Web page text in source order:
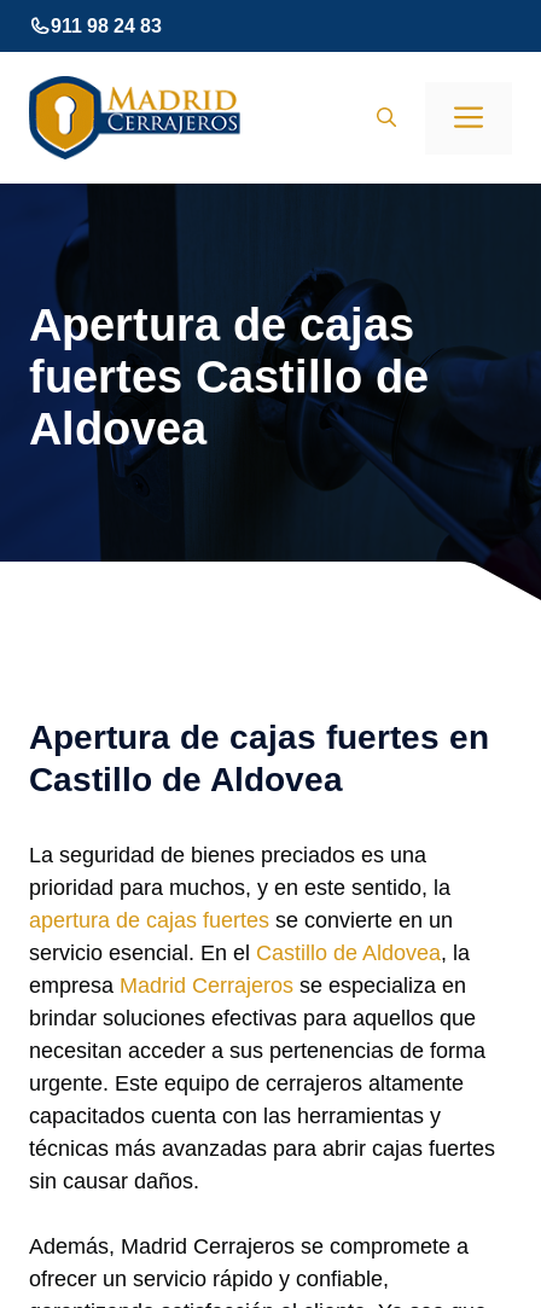
Saltar
al
contenido
911 98 24 83
Apertura de cajas
fuertes Castillo de
Aldovea
Apertura de cajas fuertes en
Castillo de Aldovea
La seguridad de bienes preciados es una
prioridad para muchos, y en este sentido, la
apertura de cajas fuertes se convierte en un
servicio esencial. En el Castillo de Aldovea, la
empresa Madrid Cerrajeros se especializa en
brindar soluciones efectivas para aquellos que
necesitan acceder a sus pertenencias de forma
urgente. Este equipo de cerrajeros altamente
capacitados cuenta con las herramientas y
técnicas más avanzadas para abrir cajas fuertes
sin causar daños.
Además, Madrid Cerrajeros se compromete a
ofrecer un servicio rápido y confiable,